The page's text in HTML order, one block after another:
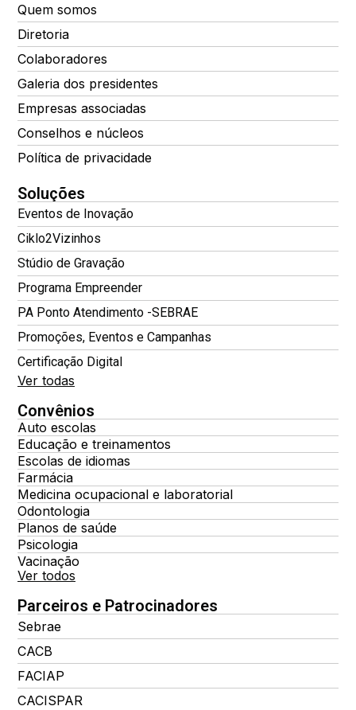
Quem somos
Diretoria
Colaboradores
Galeria dos presidentes
Empresas associadas
Conselhos e núcleos
Política de privacidade
Soluções
Eventos de Inovação
Ciklo2Vizinhos
Stúdio de Gravação
Programa Empreender
PA Ponto Atendimento -SEBRAE
Promoções, Eventos e Campanhas
Certificação Digital
Ver todas
Convênios
Auto escolas
Educação e treinamentos
Escolas de idiomas
Farmácia
Medicina ocupacional e laboratorial
Odontologia
Planos de saúde
Psicologia
Vacinação
Ver todos
Parceiros e Patrocinadores
Sebrae
CACB
FACIAP
CACISPAR